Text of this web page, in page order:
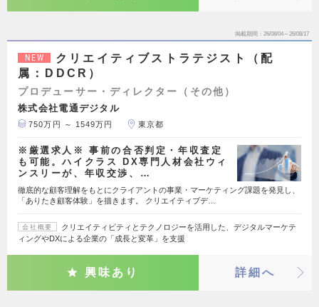
掲載期間 26/08/04～26/08/17
NEW
クリエイティブストラテジスト（配
属：DDCR）
プロデューサー・ディレクター（その他）
株式会社電通デジタル
750万円 ～ 1549万円 東京都
※厳選求人※ 事前の合否判定・年収査定
も可能。ハイクラス DX専門人材会社ウィ
ンスリーが、年収交渉、…
徹底的な顧客理解をもとにクライアントの事業・マーケティング課題を発見し、
「ありたき顧客体験」を描きます。 クリエイティブデ…
会社概要
クリエイティビティとテクノロジーを活用した、デジタルマーケテ
ィングやDXによる企業の「成長と変革」を支援
興味あり 詳細へ